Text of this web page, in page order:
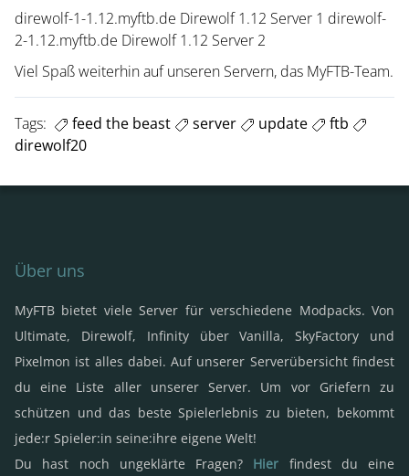
direwolf-1-1.12.myftb.de Direwolf 1.12 Server 1 direwolf-
2-1.12.myftb.de Direwolf 1.12 Server 2
Viel Spaß weiterhin auf unseren Servern, das MyFTB-Team.
Tags: feed the beast server update
ftb
direwolf20
Über uns
MyFTB bietet viele Server für verschiedene Modpacks. Von
Ultimate, Direwolf, Infinity über Vanilla, SkyFactory und
Pixelmon ist alles dabei. Auf unserer Serverübersicht findest
du eine Liste aller unserer Server. Um vor Griefern zu
schützen und das beste Spielerlebnis zu bieten, bekommt
jede:r Spieler:in seine:ihre eigene Welt!
Du hast noch ungeklärte Fragen? Hier findest du eine